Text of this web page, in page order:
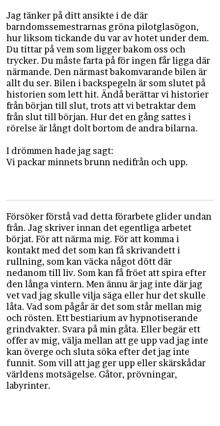
Jag tänker på ditt ansikte i de där
barndomssemestrarnas gröna pilotglasögon,
hur liksom tickande du var av hotet under dem.
Du tittar på vem som ligger bakom oss och
trycker. Du måste farta på för ingen får ligga där
närmande. Den närmast bakomvarande bilen är
allt du ser. Bilen i backspegeln är som slutet på
historien som lett hit. Ändå berättar vi historier
från början till slut, trots att vi betraktar dem
från slut till början. Hur det en gång sattes i
rörelse är långt dolt bortom de andra bilarna.
I drömmen hade jag sagt:
Vi packar minnets brunn nedifrån och upp.
Försöker förstå vad detta förarbete glider undan
från. Jag skriver innan det egentliga arbetet
börjat. För att närma mig. För att komma i
kontakt med det som kan få skrivandett i
rullning, som kan väcka något dött där
nedanom till liv. Som kan få fröet att spira efter
den långa vintern. Men ännu är jag inte där jag
vet vad jag skulle vilja säga eller hur det skulle
låta. Vad som pågår är det som står mellan mig
och rösten. Ett bestiarium av hypnotiserande
grindvakter. Svara på min gåta. Eller begär ett
offer av mig, välja mellan att ge upp vad jag inte
kan överge och sluta söka efter det jag inte
funnit. Som vill att jag ger upp eller skärskådar
världens motsägelse. Gåtor, prövningar,
labyrinter.